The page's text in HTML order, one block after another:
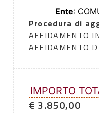
Ente:
Procedura di
AFFIDAMENTO
AFFIDAMENTO
IMPORTO
€ 3.850,00